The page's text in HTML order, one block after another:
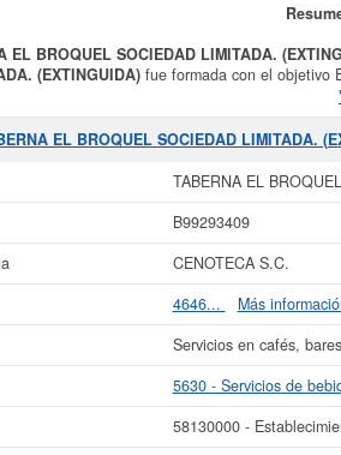
EL BROQUEL SOCIEDAD LIMITADA.
(EXTINGUIDA)fue formada con el objetivo
comprendidas en el objeto social que
será preciso el cumplimiento de tales
EL BROQUEL SOCIEDAD LIMITADA.
TABERNA EL BROQUEL SOCIEDAD
consulta ha sido el 24/05/2023. Esta
web. Su patrimonio social de la compañia
y se dió de alta en el
en conocer más datos de la empresa
Informe ampliado
de TABERNA EL
actividad, así como los
La última actualización del
EL BROQUEL SOCIEDAD LIMITADA.
TABERNA EL
B99293409
CENOTECA S.C.
4646...
Más
Servicios en cafés,
5630 - Servicios de
58130000 -